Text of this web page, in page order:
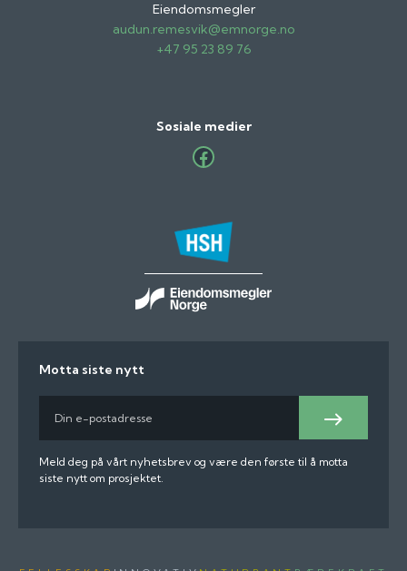
Eiendomsmegler
audun.remesvik@emnorge.no
+47 95 23 89 76
Sosiale medier
Facebook
Motta siste nytt
post
Meld deg på vårt nyhetsbrev og være den første til å motta
siste nytt om prosjektet.